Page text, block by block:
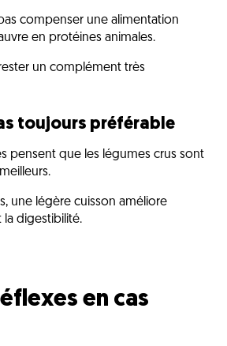
compenser une alimentation
en protéines animales.
un complément très
toujours préférable
pensent que les légumes crus sont
une légère cuisson améliore
la digestibilité.
en cas